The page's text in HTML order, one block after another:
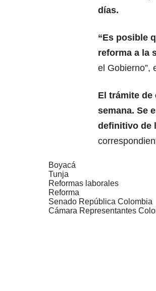
días.
“Es posible
reforma a la
el Gobierno”,
El trámite de
semana. Se
definitivo de
Boyacá
Tunja
Reformas laborales
Reforma
Senado República Colombia
Cámara Representantes